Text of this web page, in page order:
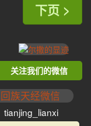
下页 >
关注我们的微信
tianjing_lianxi